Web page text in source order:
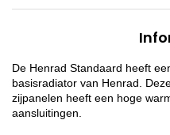
De Henrad Standaard heeft
basisradiator van Henrad.
zijpanelen heeft een hoge
aansluitingen.